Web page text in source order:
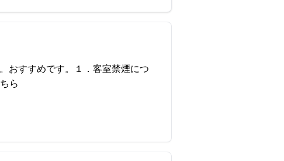
すめです。１．客室禁煙につ
ら